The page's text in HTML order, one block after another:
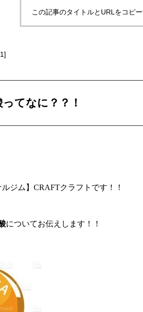
この記事のタイトルとURLをコピ
てなに？？！
ルジム】CRAFTクラフトです！！
についてお伝えします！！